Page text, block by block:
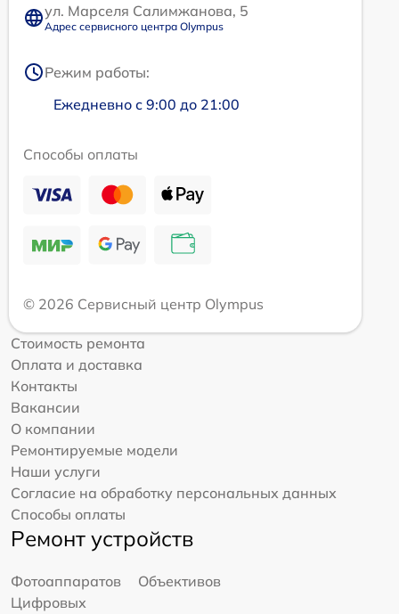
ул. Марселя Салимжанова, 5
Адрес сервисного центра Olympus
Режим работы:
Ежедневно с 9:00 до 21:00
Способы оплаты
© 2026 Сервисный центр Olympus
Стоимость ремонта
Оплата и доставка
Контакты
Вакансии
О компании
Ремонтируемые модели
Наши услуги
Согласие на обработку персональных данных
Способы оплаты
Ремонт устройств
Фотоаппаратов
Объективов
Цифровых